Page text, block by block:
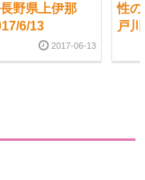
野県上伊那
6/13
2017-06-13
性
戸